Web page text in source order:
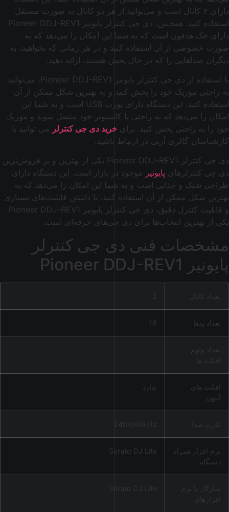
دارای ۲ کانال است و می‌توانید از هر دو کانال به صورت مستقل
استفاده کنید. همچنین، دی جی کنترلر پایونیر Pioneer DDJ-REV1
دارای جک هدفون است که به شما این امکان را می‌دهد که به
صورت خصوصی از آن استفاده کنید و در هر زمانی که بخواهید، به
دیگران صداهایی را که در حال پخش هستند، ارائه دهید.
با استفاده از دی جی کنترلر پایونیر Pioneer DDJ-REV1، می‌توانید
به راحتی موزیک خود را پخش کنید و به بهترین شکل ممکن از آن
استفاده کنید. این دستگاه دارای پورت USB است و به شما این
امکان را می‌دهد که به راحتی با کامپیوتر خود متصل شوید و موزیک
خود را به راحتی پخش کنید. برای خرید دی جی کنترلر می توانید با
کارشناسان گالری آربی در ارتباط باشید.
دی جی کنترلر Pioneer DDJ-REV1 یکی از بهترین و پر فروش‌ترین
دی جی کنترلرهای پایونیر موجود در بازار است. این دستگاه دارای
طراحی شیک و جذابی است و به شما این امکان را می‌دهد که به
بهترین شکل ممکن از آن استفاده کنید. با داشتن قابلیت‌های بسیاری
و قابلیت کنترل دقیق، دی جی کنترلر پایونیر Pioneer DDJ-REV1
یکی از بهترین انتخاب‌ها برای دی جی‌های حرفه‌ای است.
مشخصات فنی دی جی کنترلر
پایونیر Pioneer DDJ-REV1
تعداد کانال 2
تعداد پدها 16
تعداد ولوم
افکت ها
–
افکت های
آنبورد
ندارد
کارت صدا 24bit/48kHz
نرم افزار همراه
دستگاه
Serato DJ Lite
سازگار با نرم
افزارهای
Serato DJ Lite